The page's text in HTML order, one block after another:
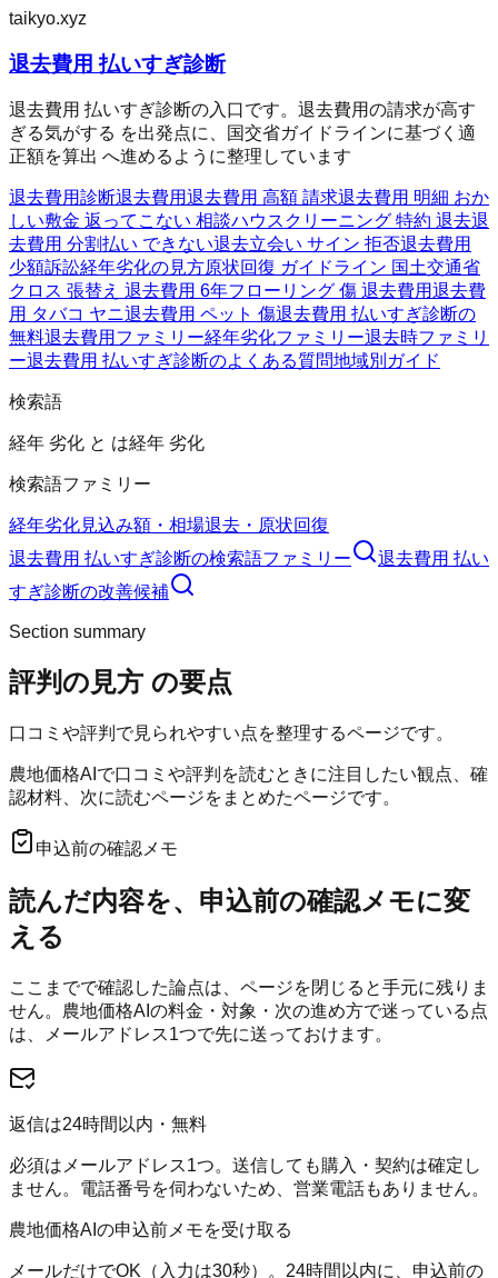
taikyo.xyz
退去費用 払いすぎ診断
退去費用 払いすぎ診断の入口です。退去費用の請求が高す
ぎる気がする を出発点に、国交省ガイドラインに基づく適
正額を算出 へ進めるように整理しています
退去費用診断退去費用退去費用 高額 請求退去費用 明細 おか
しい敷金 返ってこない 相談ハウスクリーニング 特約 退去退
去費用 分割払い できない退去立会い サイン 拒否退去費用
少額訴訟経年劣化の見方原状回復 ガイドライン 国土交通省
クロス 張替え 退去費用 6年フローリング 傷 退去費用退去費
用 タバコ ヤニ退去費用 ペット 傷退去費用 払いすぎ診断の
無料退去費用ファミリー経年劣化ファミリー退去時ファミリ
ー退去費用 払いすぎ診断のよくある質問地域別ガイド
検索語
経年 劣化 と は経年 劣化
検索語ファミリー
経年劣化見込み額・相場退去・原状回復
退去費用 払いすぎ診断の検索語ファミリー
退去費用 払い
すぎ診断の改善候補
Section summary
評判の見方 の要点
口コミや評判で見られやすい点を整理するページです。
農地価格AIで口コミや評判を読むときに注目したい観点、確
認材料、次に読むページをまとめたページです。
申込前の確認メモ
読んだ内容を、申込前の確認メモに変
える
ここまでで確認した論点は、ページを閉じると手元に残りま
せん。 農地価格AI の料金・対象・次の進め方で迷っている点
は、メールアドレス1つで先に送っておけます。
返信は24時間以内・無料
必須はメールアドレス1つ。送信しても購入・契約は確定し
ません。電話番号を伺わないため、営業電話もありません。
農地価格AIの申込前メモを受け取る
メールだけでOK（入力は30秒）。24時間以内に、申込前の